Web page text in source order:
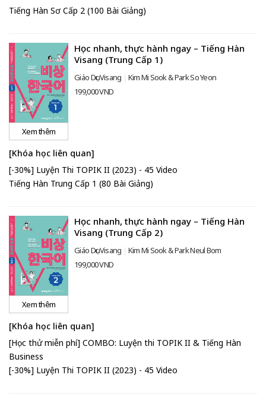
Tiếng Hàn Sơ Cấp 2 (100 Bài Giảng)
Học nhanh, thực hành ngay – Tiếng Hàn
Visang (Trung Cấp 1)
Giáo Dục Visang
Kim Mi Sook & Park So Yeon
199,000 VND
[Khóa học liên quan]
[-30%] Luyện Thi TOPIK II (2023) - 45 Video
Tiếng Hàn Trung Cấp 1 (80 Bài Giảng)
Xem thêm
Học nhanh, thực hành ngay – Tiếng Hàn
Visang (Trung Cấp 2)
Giáo Dục Visang
Kim Mi Sook & Park Neul Bom
199,000 VND
[Khóa học liên quan]
[Học thử miễn phí] COMBO: Luyện thi TOPIK II & Tiếng Hàn
Business
[-30%] Luyện Thi TOPIK II (2023) - 45 Video
Xem thêm